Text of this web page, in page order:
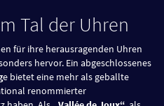
Tal der Uhren
für ihre herausragenden Uhren
hervor. Ein abgeschlossenes
e bietet eine mehr als geballte
renommierter